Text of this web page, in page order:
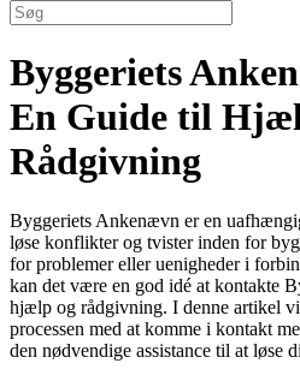
Byggeriets
En Guide til
Rådgivning
Byggeriets Ankenævn er en
løse konflikter og tvister inden for
for problemer eller uenigheder i
kan det være en god idé at kontakte
hjælp og rådgivning. I denne artikel
processen med at komme i kontakt
den nødvendige assistance til at løse